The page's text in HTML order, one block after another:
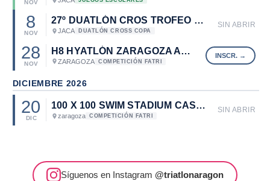
NOV
8
NOV
27º DUATLÓN CROS TROFEO MAYENCOS 2026
JACA DUATLÓN CROSS COPA
SIN ABRIR
28
NOV
H8 HYATLÓN ZARAGOZA ARENA
ZARAGOZA COMPETICIÓN FATRI
DICIEMBRE 2026
20
DIC
100 X 100 SWIM STADIUM CASABLANCA
zaragoza COMPETICIÓN FATRI
SIN ABRIR
Síguenos en Instagram @triatlonaragon